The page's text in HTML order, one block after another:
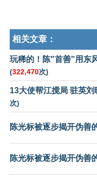
相关文章：
玩稀的！陈"首善"用东
(322,470次)
13大使帮江搅局 驻英刘
次)
陈光标被逐步揭开伪善
陈光标被逐步揭开伪善